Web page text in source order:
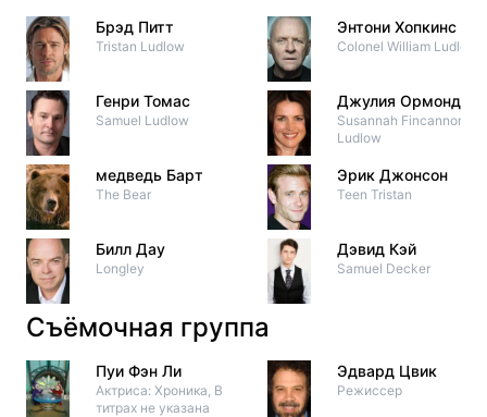
Брэд Питт
Tristan Ludlow
Генри Томас
Samuel Ludlow
медведь Барт
The Bear
Билл Дау
Longley
Энтони Хопкинс
Colonel William Ludlow
Джулия Ормонд
Susannah Fincannon-
Ludlow
Эрик Джонсон
Teen Tristan
Дэвид Кэй
Samuel Decker
Съёмочная группа
Пуи Фэн Ли
Актриса: Хроника, В
титрах не указана
Эдвард Цвик
Режиссер